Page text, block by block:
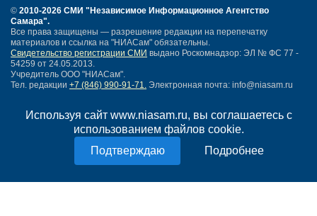
Используя сайт www.niasam.ru, вы соглашаетесь с
использованием файлов cookie.
Подробнее
© 2010-2026 СМИ "Независимое Информационное Агентство
Самара".
Все права защищены — разрешение редакции на перепечатку
материалов и ссылка на "НИАСам" обязательны.
Свидетельство регистрации СМИ выдано Роскомнадзор: ЭЛ № ФС 77 -
54259 от 24.05.2013.
Учредитель ООО "НИАСам".
Тел. редакции +7 (846) 990-91-71. Электронная почта: info@niasam.ru
Карта сайта
Нашли ошибку?
Политика конфиденциальности
Согласие на обработку персональных данных